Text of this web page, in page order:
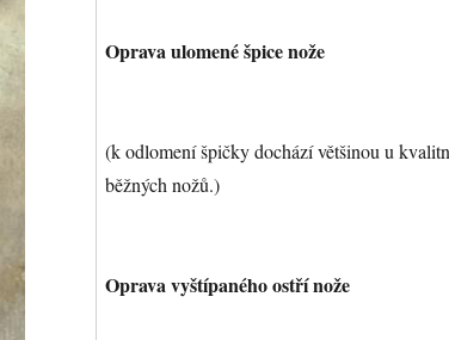
Oprava ulomené špice nože
(k odlomení špičky dochází většinou u
běžných nožů.)
Oprava vyštípaného ostří nože